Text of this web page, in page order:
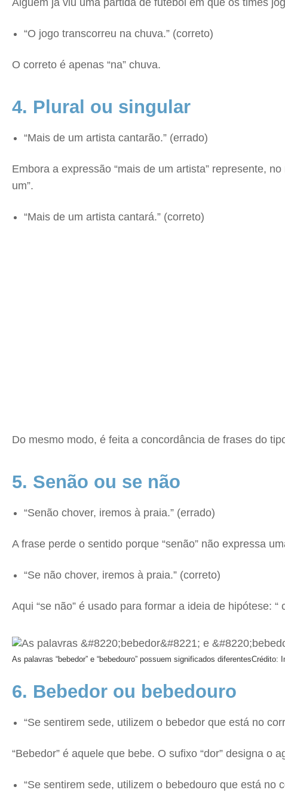
Alguém já viu uma partida de futebol em que os times
“O jogo transcorreu na chuva.” (correto)
O correto é apenas “na” chuva.
4. Plural ou singular
“Mais de um artista cantarão.” (errado)
Embora a expressão “mais de um artista” represente,
um”.
“Mais de um artista cantará.” (correto)
Do mesmo modo, é feita a concordância de frases do
5. Senão ou se não
“Senão chover, iremos à praia.” (errado)
A frase perde o sentido porque “senão” não expressa
“Se não chover, iremos à praia.” (correto)
Aqui “se não” é usado para formar a ideia de hipótese:
As palavras “bebedor” e “bebedouro” possuem significados diferentesCrédito:
6. Bebedor ou bebedouro
“Se sentirem sede, utilizem o bebedor que está no
“Bebedor” é aquele que bebe. O sufixo “dor” designa o
“Se sentirem sede, utilizem o bebedouro que está no